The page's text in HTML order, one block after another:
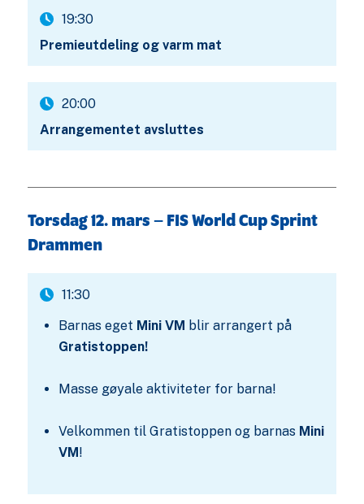
19:30
Premieutdeling og varm mat
20:00
Arrangementet avsluttes
Torsdag 12. mars – FIS World Cup Sprint
Drammen
11:30
Barnas eget Mini VM blir arrangert på
Gratistoppen!
Masse gøyale aktiviteter for barna!
Velkommen til Gratistoppen og barnas Mini
VM!